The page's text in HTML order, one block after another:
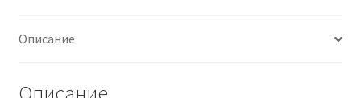
Описание